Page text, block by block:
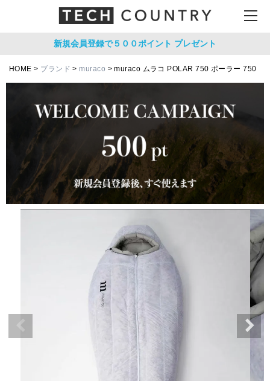
新規会員登録で５００ポイント プレゼント
HOME ブランド muraco muraco ムラコ POLAR 750 ポーラー 750